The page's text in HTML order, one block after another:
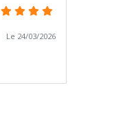
Le 24/03/2026